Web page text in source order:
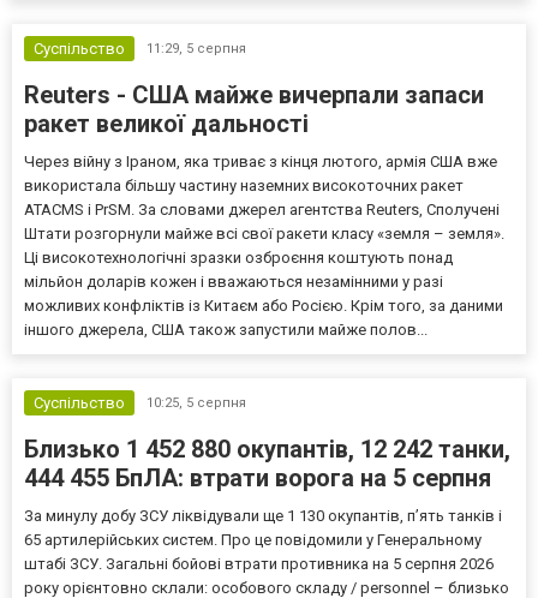
Суспільство
11:29, 5 серпня
Reuters - США майже вичерпали запаси
ракет великої дальності
Через війну з Іраном, яка триває з кінця лютого, армія США вже
використала більшу частину наземних високоточних ракет
ATACMS і PrSM. За словами джерел агентства Reuters, Сполучені
Штати розгорнули майже всі свої ракети класу «земля – земля».
Ці високотехнологічні зразки озброєння коштують понад
мільйон доларів кожен і вважаються незамінними у разі
можливих конфліктів із Китаєм або Росією. Крім того, за даними
іншого джерела, США також запустили майже полов...
Суспільство 10:25, 5 серпня
Близько 1 452 880 окупантів, 12 242 танки,
444 455 БпЛА: втрати ворога на 5 серпня
За минулу добу ЗСУ ліквідували ще 1 130 окупантів, пʼять танків і
65 артилерійських систем. Про це повідомили у Генеральному
штабі ЗСУ. Загальні бойові втрати противника на 5 серпня 2026
року орієнтовно склали: особового складу / personnel – близько